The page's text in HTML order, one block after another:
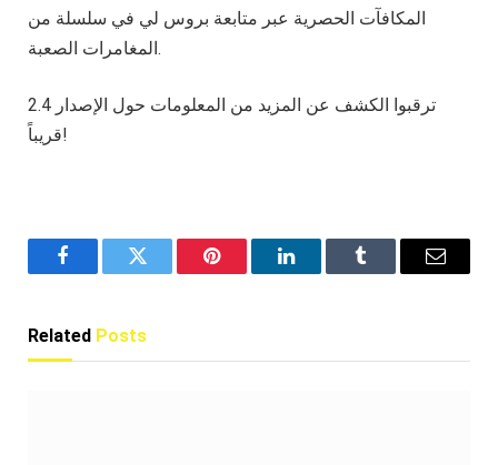
المكافآت الحصرية عبر متابعة بروس لي في سلسلة من
المغامرات الصعبة.
ترقبوا الكشف عن المزيد من المعلومات حول الإصدار 2.4
قريباً!
FacebookTwitter Pinterest LinkedInTumblr Email
Related Posts